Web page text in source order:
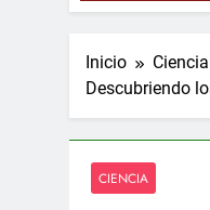
Inicio Ciencia
Descubriendo
CIENCIA